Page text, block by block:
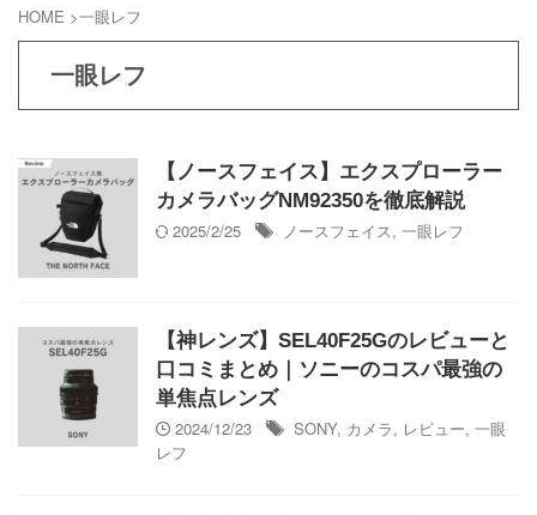
HOME >一眼レフ
一眼レフ
【ノースフェイス】エクスプローラー
カメラバッグNM92350を徹底解説
2025/2/25
ノースフェイス, 一眼レフ
【神レンズ】SEL40F25Gのレビューと
口コミまとめ｜ソニーのコスパ最強の
単焦点レンズ
2024/12/23
SONY, カメラ, レビュー, 一眼
レフ